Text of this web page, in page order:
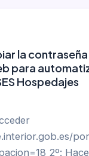
la
para
Hospedajes
2º: